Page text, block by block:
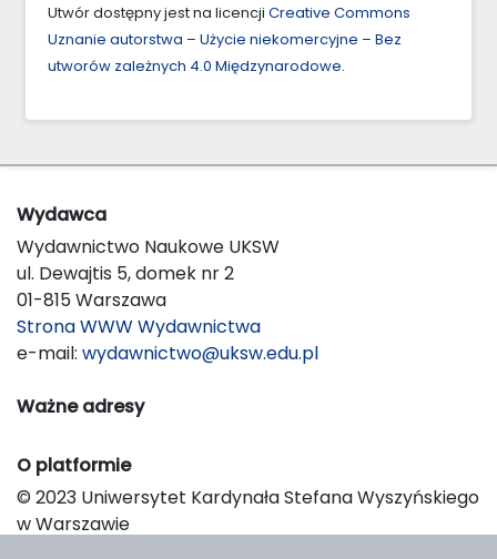
Utwór dostępny jest na licencji Creative Commons
Uznanie autorstwa – Użycie niekomercyjne – Bez
utworów zależnych 4.0 Międzynarodowe.
Wydawca
Wydawnictwo Naukowe UKSW
ul. Dewajtis 5, domek nr 2
01-815 Warszawa
Strona WWW Wydawnictwa
e-mail: wydawnictwo@uksw.edu.pl
Ważne adresy
O platformie
© 2023 Uniwersytet Kardynała Stefana Wyszyńskiego
w Warszawie